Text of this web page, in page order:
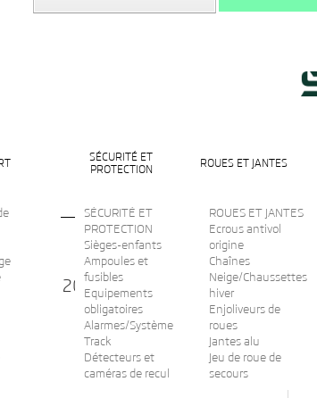
SÉCURITÉ ET
PROTECTION
SÉCURITÉ ET
PROTECTION
Sièges-enfants
Ampoules et
fusibles
Equipements
obligatoires
Alarmes/Système
Track
Détecteurs et
caméras de recul
ROUES ET JANTES
ROUES ET JANTES
Ecrous antivol
origine
Chaînes
Neige/Chaussettes
hiver
Enjoliveurs de
roues
Jantes alu
Jeu de roue de
secours
Rapid 2013-